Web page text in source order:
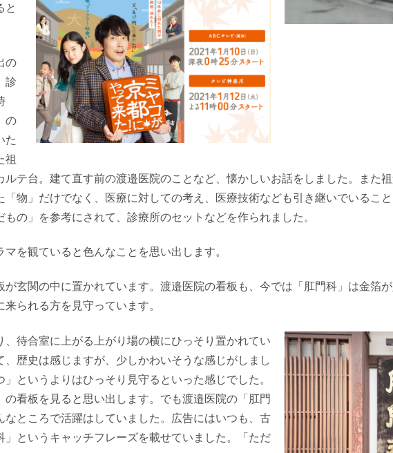
と
の
診
の
た
祖
テ台。建て直す前の渡邉医院のことなど、懐かしいお話をしました。また
「物」だけでなく、医療に対しての考え、医療技術なども引き継いでいるこ
の」を参考にされて、診療所のセットなどを作られました。
を観ていると色んなことを思い出します。
玄関の中に置かれています。渡邉医院の看板も、今では「肛門科」は金箔
られる方を見守っています。
待合室に上がる上がり場の横にひっそり置かれてい
、歴史は感じますが、少しかわいそうな感じがしまし
というよりはひっそり見守るといった感じでした。
看板を見ると思い出します。でも渡邉医院の「肛門
ところで活躍はしていました。広告にはいつも、古
というキャッチフレーズを載せていました。「ただ